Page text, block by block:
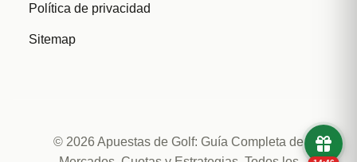
Política de privacidad
Sitemap
© 2026 Apuestas de Golf: Guía Completa de